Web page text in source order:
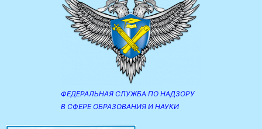
ФЕДЕРАЛЬНАЯ СЛУЖБА ПО НАДЗОРУ
В СФЕРЕ ОБРАЗОВАНИЯ И НАУКИ